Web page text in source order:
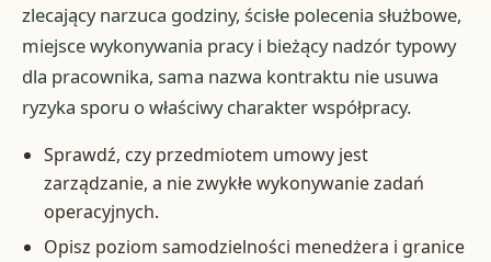
zlecający narzuca godziny, ścisłe polecenia służbowe,
miejsce wykonywania pracy i bieżący nadzór typowy
dla pracownika, sama nazwa kontraktu nie usuwa
ryzyka sporu o właściwy charakter współpracy.
Sprawdź, czy przedmiotem umowy jest
zarządzanie, a nie zwykłe wykonywanie zadań
operacyjnych.
Opisz poziom samodzielności menedżera i granice